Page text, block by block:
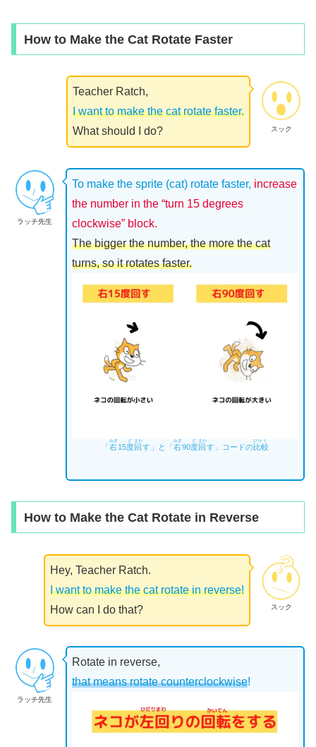
How to Make the Cat Rotate Faster
スック
Teacher Ratch,
I want to make the cat rotate faster.
What should I do?
ラッチ先生
To make the sprite (cat) rotate faster, increase
the number in the “turn 15 degrees
clockwise” block.
The bigger the number, the more the cat
turns, so it rotates faster.
「 右
みぎ
15度
ど
回
まわ
す」と「 右
みぎ
90度
ど
回
まわ
す」コードの比較
ひかく
How to Make the Cat Rotate in Reverse
スック
Hey, Teacher Ratch.
I want to make the cat rotate in reverse!
How can I do that?
ラッチ先生
Rotate in reverse,
that means rotate counterclockwise!